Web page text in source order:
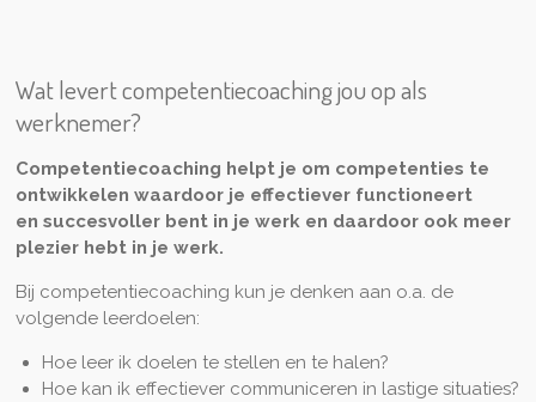
Wat levert competentiecoaching jou op als
werknemer?
Competentiecoaching helpt je om competenties te
ontwikkelen waardoor je effectiever functioneert
en succesvoller bent in je werk en daardoor ook meer
plezier hebt in je werk.
Bij competentiecoaching kun je denken aan o.a. de
volgende leerdoelen:
Hoe leer ik doelen te stellen en te halen?
Hoe kan ik effectiever communiceren in lastige situaties?